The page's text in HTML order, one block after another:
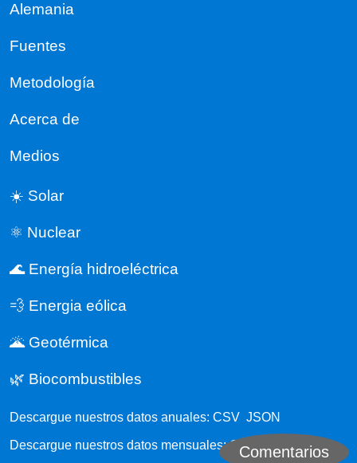
Comentarios
Alemania
Fuentes
Metodología
Acerca de
Medios
☀️ Solar
⚛️ Nuclear
🌊 Energía hidroeléctrica
💨 Energia eólica
🌋 Geotérmica
🌿 Biocombustibles
Descargue nuestros datos anuales: CSV JSON
Descargue nuestros datos mensuales:CSV JSON